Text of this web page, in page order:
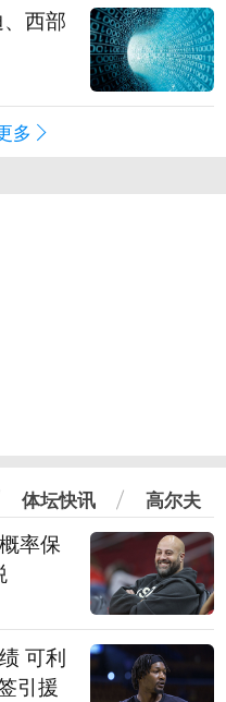
西部
多
体坛快讯 高尔夫
率保
可利
引援